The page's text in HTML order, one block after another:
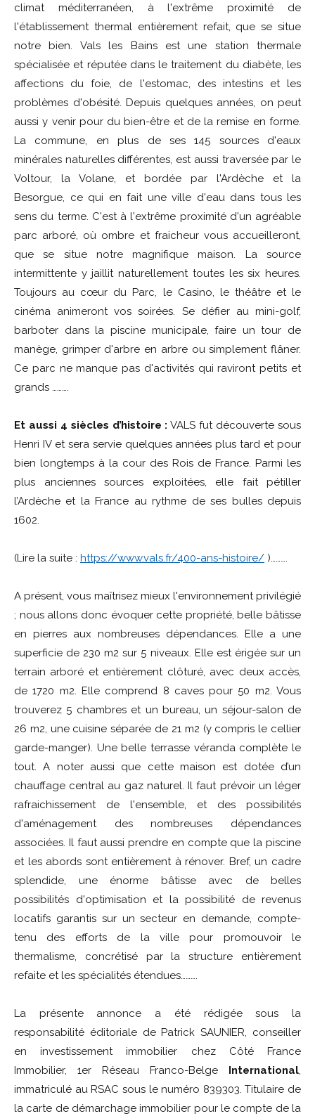
climat méditerranéen, à l'extrême proximité de
l'établissement thermal entièrement refait, que se situe
notre bien. Vals les Bains est une station thermale
spécialisée et réputée dans le traitement du diabète, les
affections du foie, de l'estomac, des intestins et les
problèmes d'obésité. Depuis quelques années, on peut
aussi y venir pour du bien-être et de la remise en forme.
La commune, en plus de ses 145 sources d'eaux
minérales naturelles différentes, est aussi traversée par le
Voltour, la Volane, et bordée par l'Ardèche et la
Besorgue, ce qui en fait une ville d'eau dans tous les
sens du terme. C'est à l'extrême proximité d'un agréable
parc arboré, où ombre et fraicheur vous accueilleront,
que se situe notre magnifique maison. La source
intermittente y jaillit naturellement toutes les six heures.
Toujours au cœur du Parc, le Casino, le théâtre et le
cinéma animeront vos soirées. Se défier au mini-golf,
barboter dans la piscine municipale, faire un tour de
manège, grimper d'arbre en arbre ou simplement flâner.
Ce parc ne manque pas d'activités qui raviront petits et
grands ……….
Et aussi 4 siècles d’histoire : VALS fut découverte sous
Henri IV et sera servie quelques années plus tard et pour
bien longtemps à la cour des Rois de France. Parmi les
plus anciennes sources exploitées, elle fait pétiller
l’Ardèche et la France au rythme de ses bulles depuis
1602.
(Lire la suite : https://www.vals.fr/400-ans-histoire/ )……….
A présent, vous maîtrisez mieux l'environnement privilégié
; nous allons donc évoquer cette propriété, belle bâtisse
en pierres aux nombreuses dépendances. Elle a une
superficie de 230 m2 sur 5 niveaux. Elle est érigée sur un
terrain arboré et entièrement clôturé, avec deux accès,
de 1720 m2. Elle comprend 8 caves pour 50 m2. Vous
trouverez 5 chambres et un bureau, un séjour-salon de
26 m2, une cuisine séparée de 21 m2 (y compris le cellier
garde-manger). Une belle terrasse véranda complète le
tout. A noter aussi que cette maison est dotée d’un
chauffage central au gaz naturel. Il faut prévoir un léger
rafraichissement de l'ensemble, et des possibilités
d'aménagement des nombreuses dépendances
associées. Il faut aussi prendre en compte que la piscine
et les abords sont entièrement à rénover. Bref, un cadre
splendide, une énorme bâtisse avec de belles
possibilités d'optimisation et la possibilité de revenus
locatifs garantis sur un secteur en demande, compte-
tenu des efforts de la ville pour promouvoir le
thermalisme, concrétisé par la structure entièrement
refaite et les spécialités étendues……….
La présente annonce a été rédigée sous la
responsabilité éditoriale de Patrick SAUNIER, conseiller
en investissement immobilier chez Côté France
Immobilier, 1er Réseau Franco-Belge International
immatriculé au RSAC sous le numéro 839303. Titulaire de
la carte de démarchage immobilier pour le compte de la